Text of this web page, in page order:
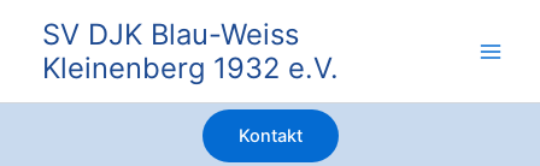
Inhalt
springen
SV DJK Blau-Weiss
Kleinenberg 1932 e.V.
Kontakt